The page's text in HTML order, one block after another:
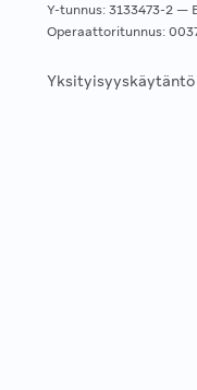
Y-tunnus: 3133473-2 —
Operaattoritunnus:
Yksityisyyskäytäntö